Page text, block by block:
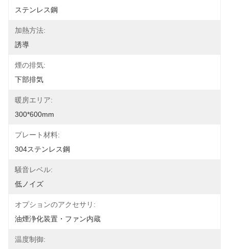
ステンレス鋼
加熱方法:
誘導
煙の排気:
下部排気
暖房エリア:
300*600mm
プレート材料:
304ステンレス鋼
騒音レベル:
低ノイズ
オプションのアクセサリ:
油煙浄化装置・ファン内蔵
温度制御: